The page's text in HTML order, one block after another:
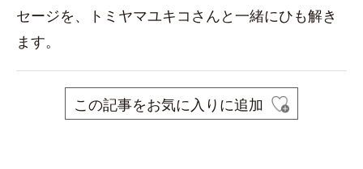
セージを、トミヤマユキコさんと一緒にひも解き
ます。
この記事をお気に入りに追加